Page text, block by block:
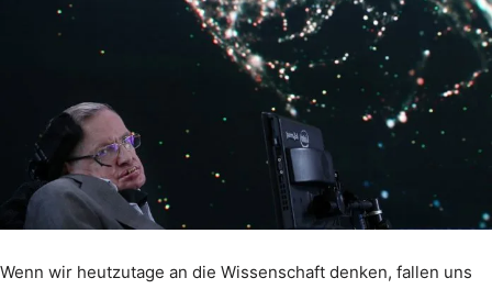
Wenn wir heutzutage an die Wissenschaft denken, fallen uns